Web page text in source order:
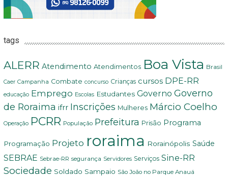
tags
ALERR Atendimento Atendimentos Boa Vista Brasil
Caer Campanha Combate concurso Crianças cursos DPE-RR
educação Emprego Escolas Estudantes Governo Governo
de Roraima ifrr Inscrições Mulheres Márcio Coelho
Operação PCRR População Prefeitura Prisão Programa
Programação Projeto roraima Rorainópolis Saúde
SEBRAE Sebrae-RR segurança Servidores Serviços Sine-RR
Sociedade Soldado Sampaio São João no Parque Anauá